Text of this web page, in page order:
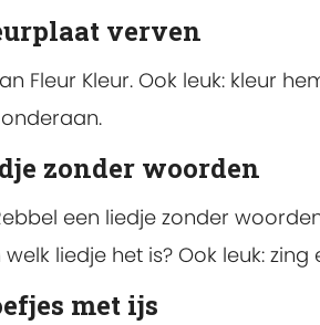
verven
Fleur Kleur. Ook leuk: kleur
zonder woorden
een liedje zonder
liedje het is? Ook leuk:
met ijs